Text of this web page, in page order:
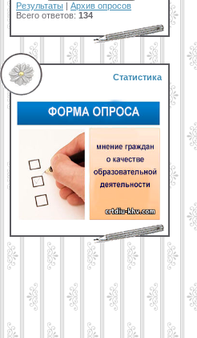
Результаты | Архив опросов
Всего ответов: 134
Статистика